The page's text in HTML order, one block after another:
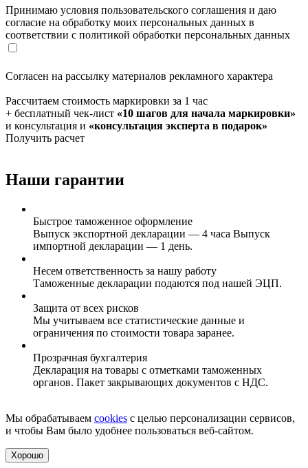
Принимаю условия пользовательского соглашения и даю
согласие на обработку моих персональных данных в
соответствии с политикой обработки персональных данных
Согласен на рассылку материалов рекламного характера
Рассчитаем стоимость маркировки за 1 час
+ бесплатный чек-лист «10 шагов для начала маркировки»
и консультация и «консультация эксперта в подарок»
Получить расчет
Наши гарантии
Быстрое таможенное оформление
Выпуск экспортной декларации — 4 часа Выпуск
импортной декларации — 1 день.
Несем ответственность за нашу работу
Таможенные декларации подаются под нашей ЭЦП.
Защита от всех рисков
Мы учитываем все статистические данные и
ограничения по стоимости товара заранее.
Прозрачная бухгалтерия
Декларация на товары с отметками таможенных
органов. Пакет закрывающих документов с НДС.
Мы обрабатываем cookies с целью персонализации сервисов,
и чтобы Вам было удобнее пользоваться веб-сайтом.
Хорошо